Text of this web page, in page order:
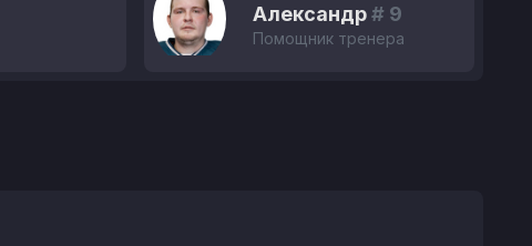
Александр# 9
Помощник тренера